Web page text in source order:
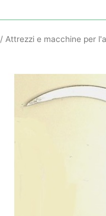
/ Attrezzi e macchine per